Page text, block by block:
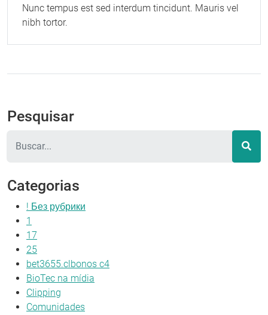
Nunc tempus est sed interdum tincidunt. Mauris vel
nibh tortor.
Pesquisar
Categorias
! Без рубрики
1
17
25
bet3655.clbonos c4
BioTec na mídia
Clipping
Comunidades